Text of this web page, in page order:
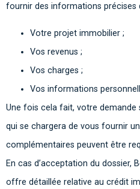
fournir des informations précises
Votre projet immobilier ;
Vos revenus ;
Vos charges ;
Vos informations
Une fois cela fait, votre
qui se chargera de vous fournir
complémentaires peuvent être
En cas d’acceptation du dossier,
offre détaillée relative au crédit